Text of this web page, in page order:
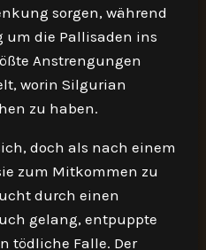
sorgen, während
um die Pallisaden ins
Anstrengungen
worin Silgurian
zu haben.
doch als nach einem
zum Mitkommen zu
durch einen
gelang, entpuppte
tödliche Falle. Der